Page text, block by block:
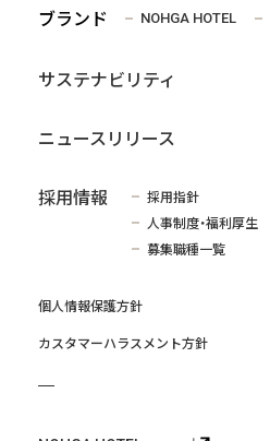
ブランド NOHGA HOTEL
サステナビリティ
ニュースリリース
採用情報 採用指針
人事制度・福利厚生
募集職種一覧
個人情報保護方針
カスタマーハラスメント方針